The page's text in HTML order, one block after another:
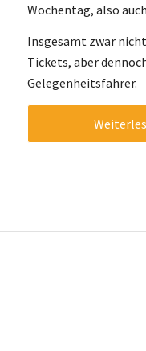
Wochentag, also
Insgesamt zwar
Tickets, aber
Gelegenheitsfahrer.